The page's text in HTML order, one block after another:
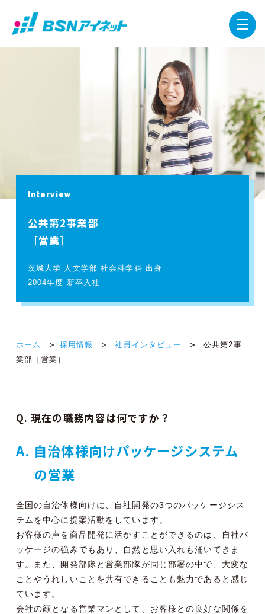
Interview
公共第2事業部
［営業］
茨城大学 人文学部 社会科学科 出身
2004年度 新卒入社
ホーム 採用情報 社員インタビュー
公共第2事
業部［営業］
Q. 現在の職務内容は何ですか？
A. 自治体様向けパッケージシステム
の営業
全国の自治体様向けに、自社開発の3つのパッケージシス
テムを中心に提案活動をしています。
お客様の声を商品開発に活かすことができるのは、自社パ
ッケージの強みでもあり、自然と思い入れも涌いてきま
す。また、開発部隊と営業部隊が同じ部署の中で、大変な
ことやうれしいことを共有できることも魅力であると感じ
ています。
会社の顔となる営業マンとして、お客様との良好な関係を